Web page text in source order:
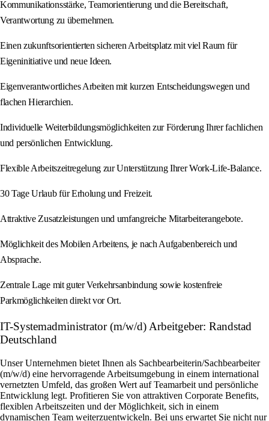
Kommunikationsstärke, Teamorientierung und die Bereitschaft,
Verantwortung zu übernehmen.
Einen zukunftsorientierten sicheren Arbeitsplatz mit viel Raum für
Eigeninitiative und neue Ideen.
Eigenverantwortliches Arbeiten mit kurzen Entscheidungswegen und
flachen Hierarchien.
Individuelle Weiterbildungsmöglichkeiten zur Förderung Ihrer fachlichen
und persönlichen Entwicklung.
Flexible Arbeitszeitregelung zur Unterstützung Ihrer Work-Life-Balance.
30 Tage Urlaub für Erholung und Freizeit.
Attraktive Zusatzleistungen und umfangreiche Mitarbeiterangebote.
Möglichkeit des Mobilen Arbeitens, je nach Aufgabenbereich und
Absprache.
Zentrale Lage mit guter Verkehrsanbindung sowie kostenfreie
Parkmöglichkeiten direkt vor Ort.
IT-Systemadministrator (m/w/d) Arbeitgeber: Randstad
Deutschland
Unser Unternehmen bietet Ihnen als Sachbearbeiterin/Sachbearbeiter
(m/w/d) eine hervorragende Arbeitsumgebung in einem international
vernetzten Umfeld, das großen Wert auf Teamarbeit und persönliche
Entwicklung legt. Profitieren Sie von attraktiven Corporate Benefits,
flexiblen Arbeitszeiten und der Möglichkeit, sich in einem
dynamischen Team weiterzuentwickeln. Bei uns erwartet Sie nicht nur